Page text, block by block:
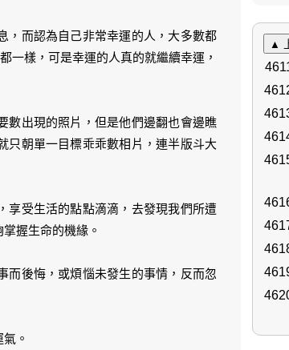
，而認為自己非常幸運的人，大多數都
一樣，可是幸運的人真的就繼續幸運，
數出現的照片，但是他們邊翻也會邊瞧
只朝單一目標乖乖數相片，連半版斗大
享受生活的點點滴滴，去發現我們所遭
握生命的機緣。
而後悔，或煩惱未發生的事情，反而忽
。
▲